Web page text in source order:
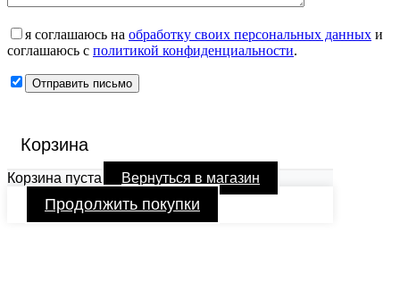
я соглашаюсь на обработку своих персональных данных и
соглашаюсь с политикой конфиденциальности.
Корзина
Корзина пуста Вернуться в магазин
Продолжить покупки